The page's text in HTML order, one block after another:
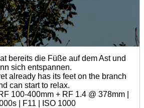
bereits die Füße auf dem Ast und
sich entspannen.
already has its feet on the branch
can start to relax.
100-400mm + RF 1.4 @ 378mm |
| F11 | ISO 1000